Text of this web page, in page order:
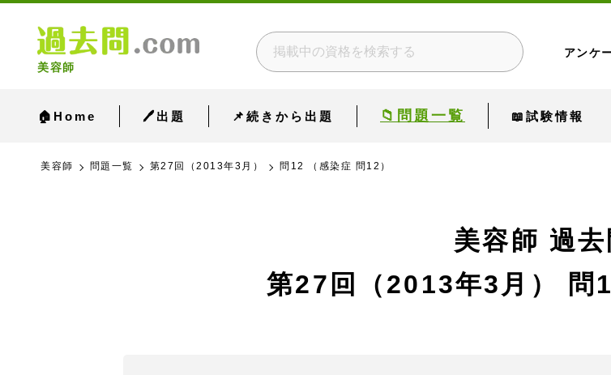
美容師
アンケ
🏠Home 🖊出題 📌続きから出題 📁問題一覧 📖試験情報
美容師 問題一覧 第27回（2013年3月） 問12 （感染症 問12）
美容師 過去
第27回（2013年3月）
問